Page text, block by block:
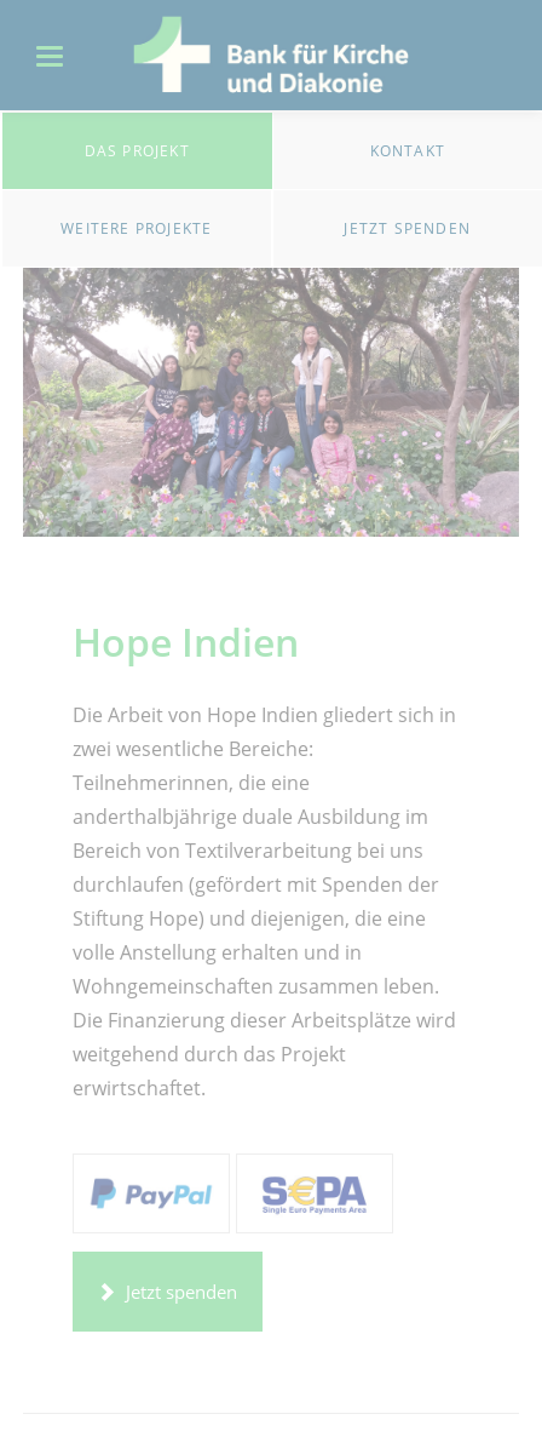
DAS PROJEKT KONTAKT
WEITERE PROJEKTE JETZT SPENDEN
Hope Indien
Die Arbeit von Hope Indien gliedert sich in
zwei wesentliche Bereiche:
Teilnehmerinnen, die eine
anderthalbjährige duale Ausbildung im
Bereich von Textilverarbeitung bei uns
durchlaufen (gefördert mit Spenden der
Stiftung Hope) und diejenigen, die eine
volle Anstellung erhalten und in
Wohngemeinschaften zusammen leben.
Die Finanzierung dieser Arbeitsplätze wird
weitgehend durch das Projekt
erwirtschaftet.
Jetzt spenden